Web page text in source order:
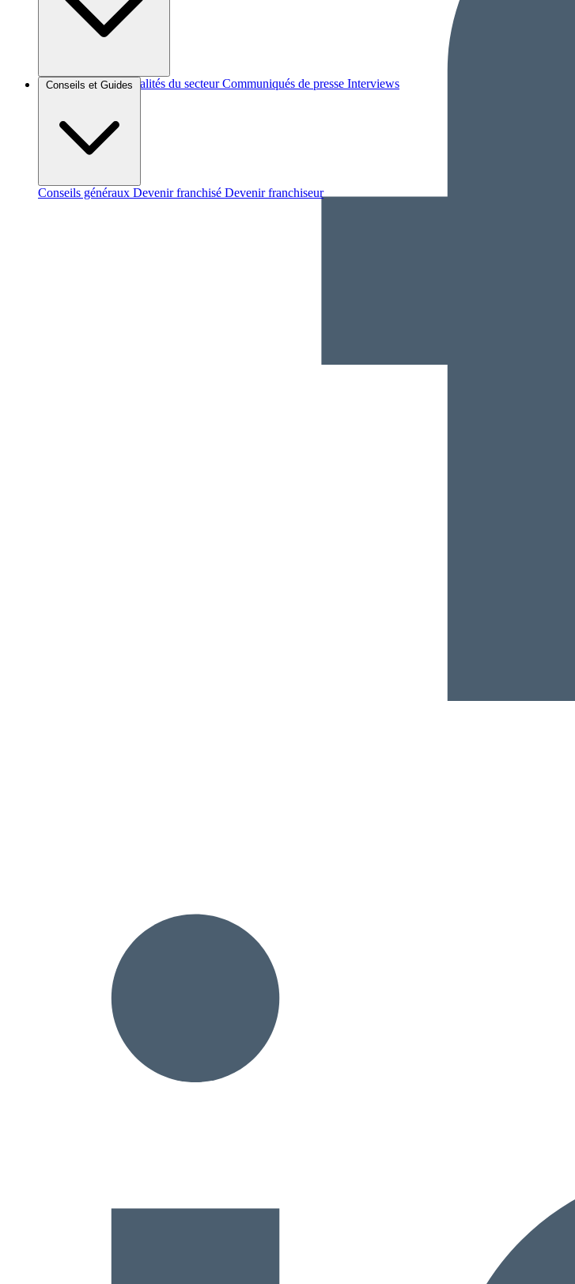
Brèves et actus Actualités du secteur Communiqués de presse Interviews
Conseils et Guides
Conseils généraux Devenir franchisé Devenir franchiseur